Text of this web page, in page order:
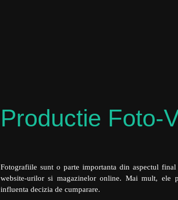
Productie Foto-
Fotografiile sunt o parte importanta din aspectul final
website-urilor si magazinelor online. Mai mult, ele
influenta decizia de cumparare.